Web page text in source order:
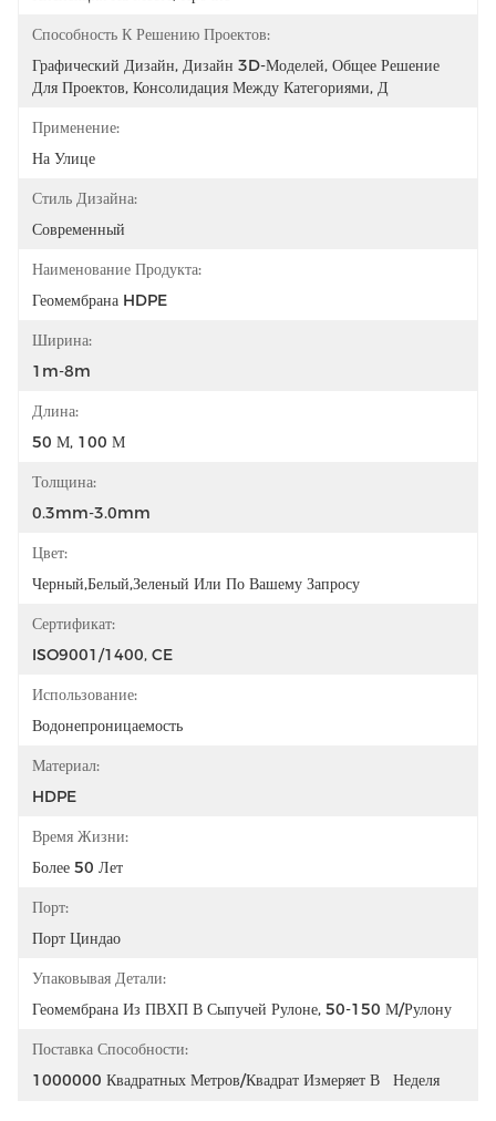
Способность К Решению Проектов:
Графический Дизайн, Дизайн 3D-Моделей, Общее Решение
Для Проектов, Консолидация Между Категориями, Д
Применение:
На Улице
Стиль Дизайна:
Современный
Наименование Продукта:
Геомембрана HDPE
Ширина:
1m-8m
Длина:
50 М, 100 М
Толщина:
0.3mm-3.0mm
Цвет:
Черный,белый,зеленый Или По Вашему Запросу
Сертификат:
ISO9001/1400, CE
Использование:
Водонепроницаемость
Материал:
HDPE
Время Жизни:
Более 50 Лет
Порт:
Порт Циндао
Упаковывая Детали:
Геомембрана Из ПВХП В Сыпучей Рулоне, 50-150 М/рулону
Поставка Способности:
1000000 Квадратных Метров/квадрат Измеряет В   Неделя